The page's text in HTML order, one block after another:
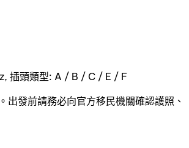
插頭類型: A / B / C / E / F
出發前請務必向官方移民機關確認護照、